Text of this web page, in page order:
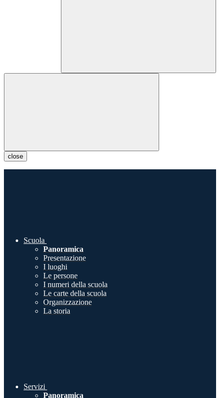
close
Scuola
Panoramica
Presentazione
I luoghi
Le persone
I numeri della scuola
Le carte della scuola
Organizzazione
La storia
Servizi
Panoramica